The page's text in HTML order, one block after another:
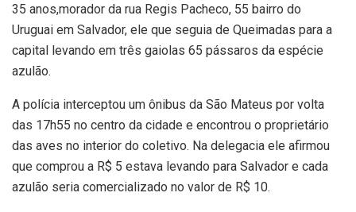
35 anos,morador da rua Regis Pacheco, 55 bairro do
Uruguai em Salvador, ele que seguia de Queimadas para a
capital levando em três gaiolas 65 pássaros da espécie
azulão.
A polícia interceptou um ônibus da São Mateus por volta
das 17h55 no centro da cidade e encontrou o proprietário
das aves no interior do coletivo. Na delegacia ele afirmou
que comprou a R$ 5 estava levando para Salvador e cada
azulão seria comercializado no valor de R$ 10.